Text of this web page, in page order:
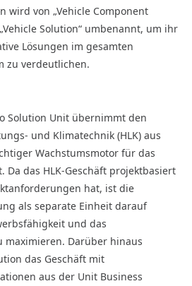
wird von „Vehicle Component
Solution“ umbenannt, um ihr
Lösungen im gesamten
zu verdeutlichen.
Solution Unit übernimmt den
und Klimatechnik (HLK) aus
Wachstumsmotor für das
Da das HLK-Geschäft projektbasiert
hat, ist die
als separate Einheit darauf
und das
maximieren. Darüber hinaus
das Geschäft mit
aus der Unit Business